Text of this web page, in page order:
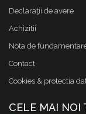
Declaraţii de avere
Achizitii
Nota de
Contact
Cookies & protectia
CELE MAI NOI